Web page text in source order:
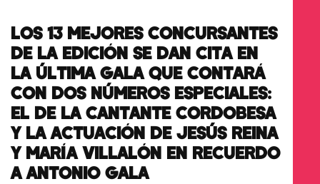
LOS 13 MEJORES CONCURSANTES
DE LA EDICIÓN SE DAN CITA EN
LA ÚLTIMA GALA QUE CONTARÁ
CON DOS NÚMEROS ESPECIALES:
EL DE LA CANTANTE CORDOBESA
Y LA ACTUACIÓN DE JESÚS REINA
Y MARÍA VILLALÓN EN RECUERDO
A ANTONIO GALA